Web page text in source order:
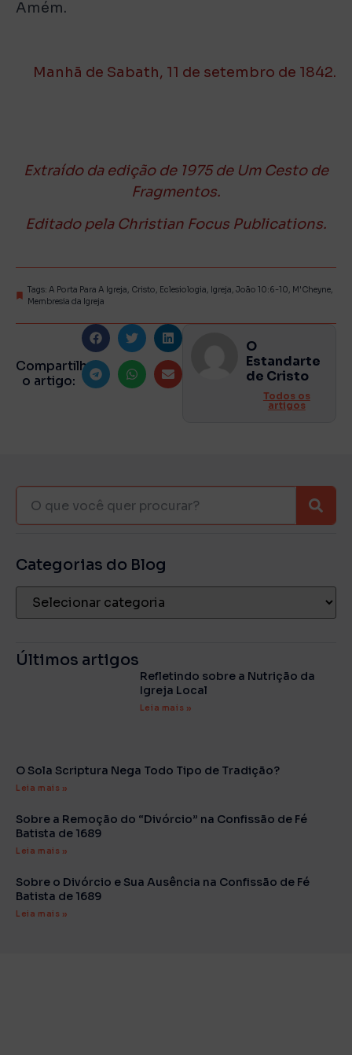
Amém.
Manhã de Sabath, 11 de setembro de 1842.
Extraído da edição de 1975 de Um Cesto de
Fragmentos.
Editado pela Christian Focus Publications.
Tags: A Porta Para A Igreja, Cristo, Eclesiologia, Igreja, João 10:6-10, M'Cheyne,
Membresia da Igreja
Compartilhe
o artigo:
O
Estandarte
de Cristo
Todos os
artigos
Categorias do Blog
Últimos artigos
Refletindo sobre a Nutrição da
Igreja Local
Leia mais »
O Sola Scriptura Nega Todo Tipo de Tradição?
Leia mais »
Sobre a Remoção do “Divórcio” na Confissão de Fé
Batista de 1689
Leia mais »
Sobre o Divórcio e Sua Ausência na Confissão de Fé
Batista de 1689
Leia mais »